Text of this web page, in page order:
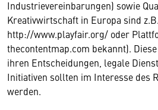
Industrievereinbarungen) sowie
Kreativwirtschaft in Europa sind z.B.
http://www.playfair.org/ oder
thecontentmap.com bekannt).
ihren Entscheidungen, legale
Initiativen sollten im Interesse des
werden.